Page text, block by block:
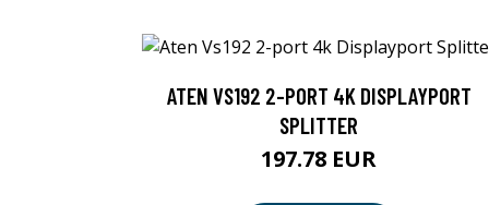
ATEN VS192 2-PORT 4K DISPLAYPORT
SPLITTER
197.78 EUR